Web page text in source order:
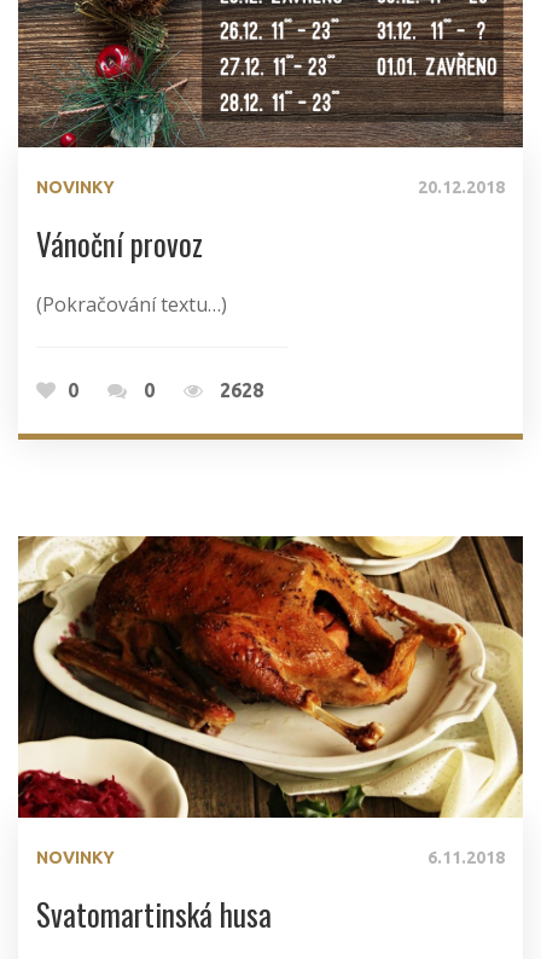
NOVINKY 20.12.2018
Vánoční provoz
(Pokračování textu…)
0 0 2628
NOVINKY 6.11.2018
Svatomartinská husa